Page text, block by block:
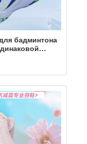
бадминтона
и
бесплатные